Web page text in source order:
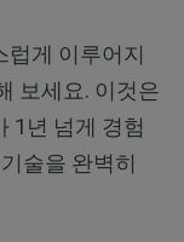
럽게 이루어지
보세요. 이것은
1년 넘게 경험
술을 완벽히